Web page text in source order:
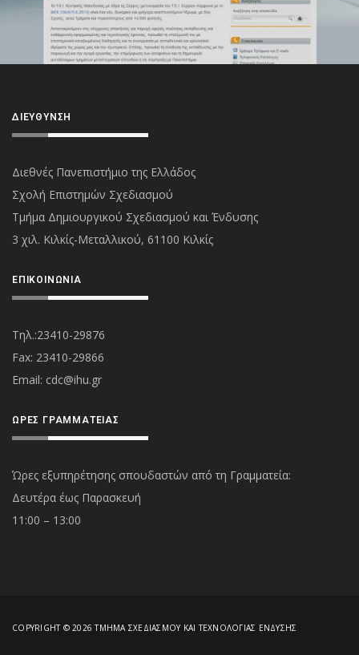
ΔΙΕΎΘΥΝΣΗ
Διεθνές Πανεπιστήμιο της Ελλάδος
Σχολή Επιστημών Σχεδιασμού
Τμήμα Δημιουργικού Σχεδιασμού και Ένδυσης
3 χιλ. Κιλκίς-Μεταλλικού, 61100 Κιλκίς
ΕΠΙΚΟΙΝΩΝΊΑ
Τηλ.:23410-29876
Fax: 23410-29866
Εmail: cdc@ihu.gr
ΏΡΕΣ ΓΡΑΜΜΑΤΕΊΑΣ
Ώρες εξυπηρέτησης σπουδαστών από τη Γραμματεία:
Δευτέρα έως Παρασκευή
11:00 – 13:00
COPYRIGHT © 2026 ΤΜΉΜΑ ΣΧΕΔΙΑΣΜΟΎ ΚΑΙ ΤΕΧΝΟΛΟΓΊΑΣ ΈΝΔΥΣΗΣ